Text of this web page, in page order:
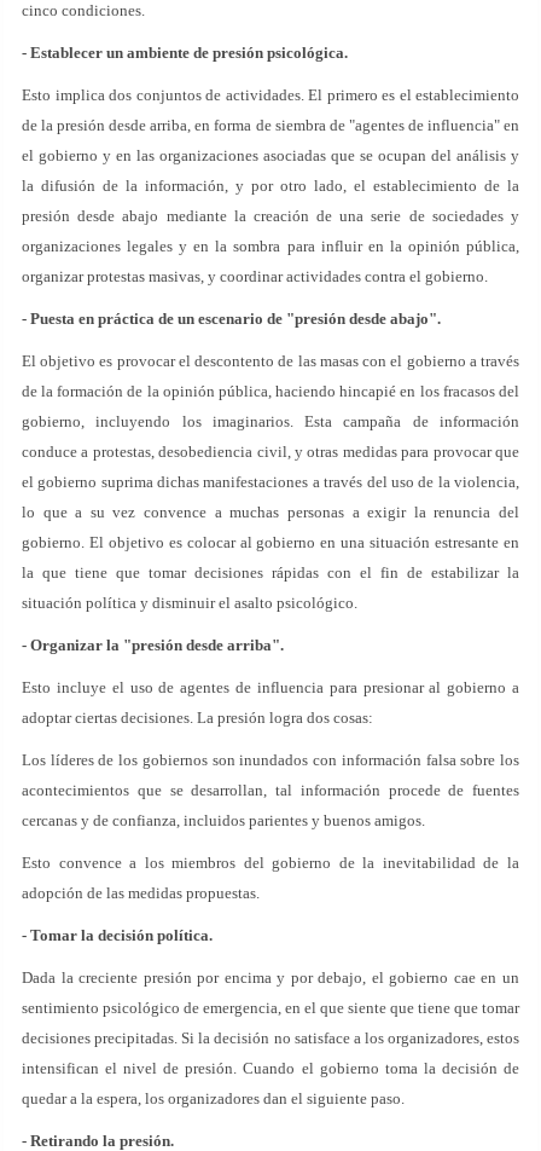
cinco condiciones.
- Establecer un ambiente de presión psicológica.
Esto implica dos conjuntos de actividades. El primero es el establecimiento
de la presión desde arriba, en forma de siembra de "agentes de influencia" en
el gobierno y en las organizaciones asociadas que se ocupan del análisis y
la difusión de la información, y por otro lado, el establecimiento de la
presión desde abajo mediante la creación de una serie de sociedades y
organizaciones legales y en la sombra para influir en la opinión pública,
organizar protestas masivas, y coordinar actividades contra el gobierno.
- Puesta en práctica de un escenario de "presión desde abajo".
El objetivo es provocar el descontento de las masas con el gobierno a través
de la formación de la opinión pública, haciendo hincapié en los fracasos del
gobierno, incluyendo los imaginarios. Esta campaña de información
conduce a protestas, desobediencia civil, y otras medidas para provocar que
el gobierno suprima dichas manifestaciones a través del uso de la violencia,
lo que a su vez convence a muchas personas a exigir la renuncia del
gobierno. El objetivo es colocar al gobierno en una situación estresante en
la que tiene que tomar decisiones rápidas con el fin de estabilizar la
situación política y disminuir el asalto psicológico.
- Organizar la "presión desde arriba".
Esto incluye el uso de agentes de influencia para presionar al gobierno a
adoptar ciertas decisiones. La presión logra dos cosas:
Los líderes de los gobiernos son inundados con información falsa sobre los
acontecimientos que se desarrollan, tal información procede de fuentes
cercanas y de confianza, incluidos parientes y buenos amigos.
Esto convence a los miembros del gobierno de la inevitabilidad de la
adopción de las medidas propuestas.
- Tomar la decisión política.
Dada la creciente presión por encima y por debajo, el gobierno cae en un
sentimiento psicológico de emergencia, en el que siente que tiene que tomar
decisiones precipitadas. Si la decisión no satisface a los organizadores, estos
intensifican el nivel de presión. Cuando el gobierno toma la decisión de
quedar a la espera, los organizadores dan el siguiente paso.
- Retirando la presión.